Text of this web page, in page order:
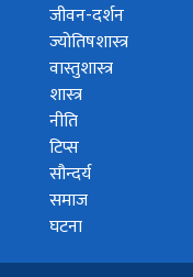
जीवन-दर्शन
ज्योतिषशास्त्र
वास्तुशास्त्र
शास्त्र
नीति
टिप्स
सौन्दर्य
समाज
घटना